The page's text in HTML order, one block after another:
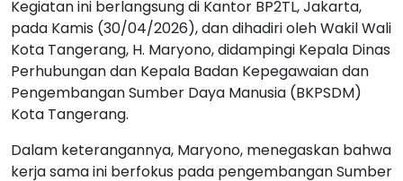
pada Kamis (30/04/2026), dan dihadiri oleh Wakil Wali
Kota Tangerang, H. Maryono, didampingi Kepala Dinas
Perhubungan dan Kepala Badan Kepegawaian dan
Pengembangan Sumber Daya Manusia (BKPSDM)
Kota Tangerang.
kerja sama ini berfokus pada pengembangan Sumber